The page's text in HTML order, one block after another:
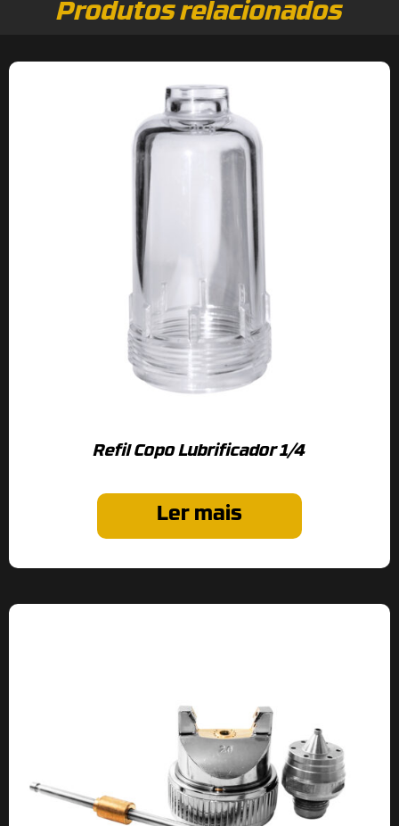
Produtos relacionados
Refil Copo Lubrificador 1/4
Ler mais